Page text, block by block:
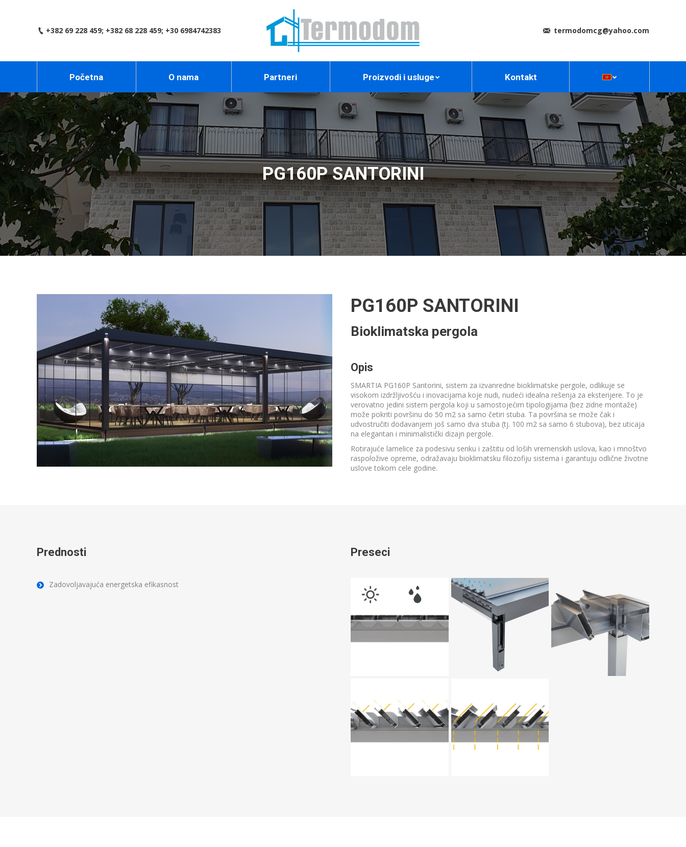
+382 69 228 459; +382 68 228 459; +30 6984742383 termodomcg@yahoo.com
Početna O nama Partneri Proizvodi i usluge Kontakt
PG160P SANTORINI
PG160P SANTORINI
Bioklimatska pergola
Opis
SMARTIA PG160P Santorini, sistem za izvanredne bioklimatske pergole, odlikuje se
visokom izdržljivošću i inovacijama koje nudi, nudeći idealna rešenja za eksterijere. To je
verovatno jedini sistem pergola koji u samostojećim tipologijama (bez zidne montaže)
može pokriti površinu do 50 m2 sa samo četiri stuba. Ta površina se može čak i
udvostručiti dodavanjem još samo dva stuba (tj. 100 m2 sa samo 6 stubova), bez uticaja
na elegantan i minimalistički dizajn pergole.
Rotirajuće lamelice za podesivu senku i zaštitu od loših vremenskih uslova, kao i mnoštvo
raspoložive opreme, odražavaju bioklimatsku filozofiju sistema i garantuju odlične životne
uslove tokom cele godine.
Prednosti
Zadovoljavajuća energetska efikasnost
Preseci